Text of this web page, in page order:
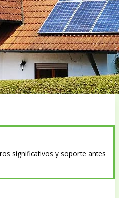
significativos y soporte antes